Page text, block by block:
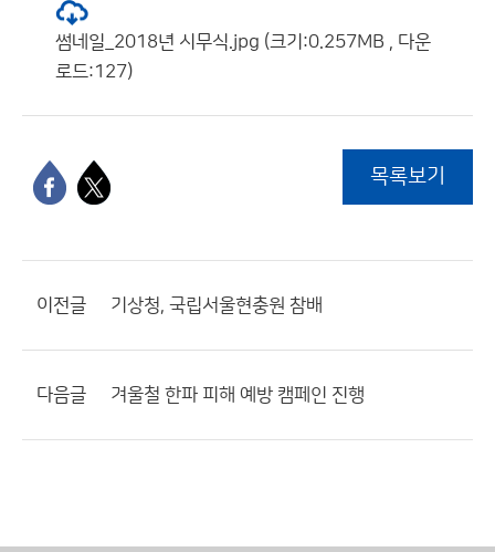
썸네일_2018년 시무식.jpg (크기:0.257MB , 다운
로드:127)
목록보기
이전글 기상청, 국립서울현충원 참배
다음글 겨울철 한파 피해 예방 캠페인 진행